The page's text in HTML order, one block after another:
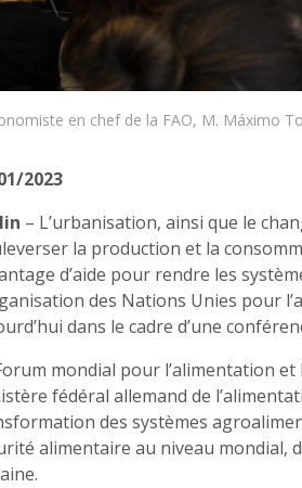
en chef de la FAO, M. Máximo
2023
– L’urbanisation, ainsi que le
la production et la
d’aide pour rendre les
des Nations Unies pour
dans le cadre d’une
mondial pour l’alimentation
fédéral allemand de
des systèmes
alimentaire au niveau mondial,